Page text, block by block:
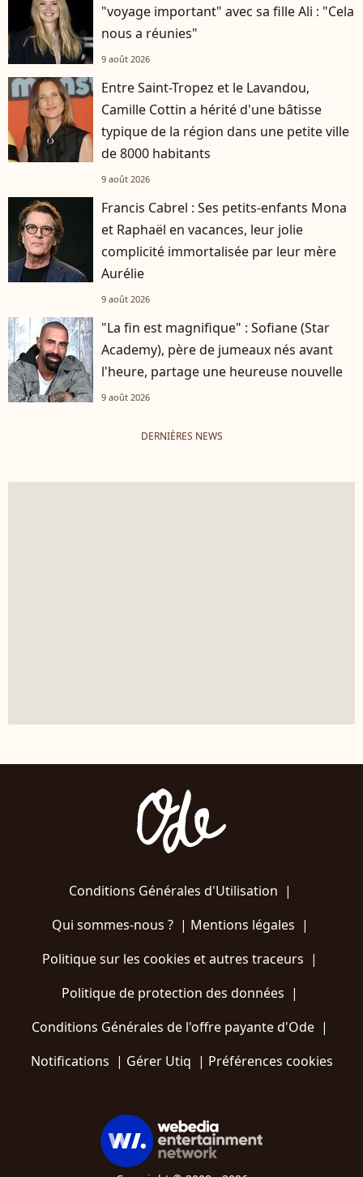
"voyage important" avec sa fille Ali : "Cela
nous a réunies"
9 août 2026
Entre Saint-Tropez et le Lavandou,
Camille Cottin a hérité d'une bâtisse
typique de la région dans une petite ville
de 8000 habitants
9 août 2026
Francis Cabrel : Ses petits-enfants Mona
et Raphaël en vacances, leur jolie
complicité immortalisée par leur mère
Aurélie
9 août 2026
"La fin est magnifique" : Sofiane (Star
Academy), père de jumeaux nés avant
l'heure, partage une heureuse nouvelle
9 août 2026
DERNIÈRES NEWS
Conditions Générales d'Utilisation |
Qui sommes-nous ?| Mentions légales |
Politique sur les cookies et autres traceurs |
Politique de protection des données |
Conditions Générales de l'offre payante d'Ode |
Notifications | Gérer Utiq | Préférences cookies